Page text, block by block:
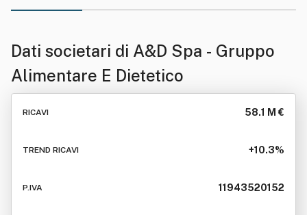
Dati societari di A&D Spa - Gruppo
Alimentare E Dietetico
RICAVI 58.1 M €
TREND RICAVI +10.3%
P.IVA 11943520152